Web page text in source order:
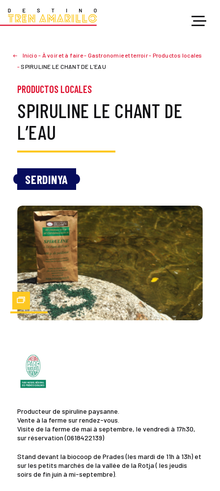
Inicio - À voir et à faire- Gastronomie et terroir- Productos locales
-SPIRULINE LE CHANT DE L’EAU
PRODUCTOS LOCALES
SPIRULINE LE CHANT DE
L’EAU
SERDINYA
Zoom
Producteur de spiruline paysanne.
Vente à la ferme sur rendez-vous.
Visite de la ferme de mai à septembre, le vendredi à 17h30,
sur réservation (0618422139)
Stand devant la biocoop de Prades (les mardi de 11h à 13h) et
sur les petits marchés de la vallée de la Rotja ( les jeudis
soirs de fin juin à mi-septembre).